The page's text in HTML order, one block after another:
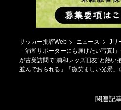
サッカー批評Web ニュース
Jリ
「浦和サポーターにも届けたい写真!
が古巣訪問で”浦和レッズ旧友”と熱い
並んでおられる」「微笑ましい光景」
関連記